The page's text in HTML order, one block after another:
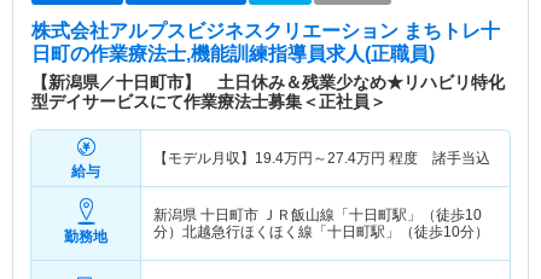
株式会社アルプスビジネスクリエーション まちトレ十
日町 の作業療法士,機能訓練指導員求人(正職員)
【新潟県／十日町市】 土日休み＆残業少なめ★リハビリ特化
型デイサービスにて作業療法士募集＜正社員＞
給与
【モデル月収】 19.4万円～27.4万円 程度 諸手当込
勤務地
新潟県 十日町市 ＪＲ飯山線「十日町駅」（徒歩10
分）北越急行ほくほく線「十日町駅」（徒歩10分）